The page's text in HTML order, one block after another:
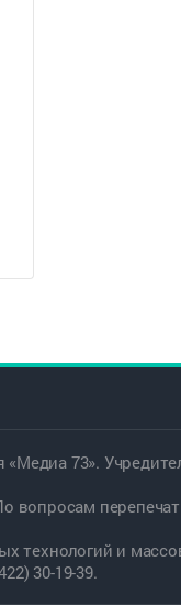
73».
вопросам
технологий и
30-19-39.